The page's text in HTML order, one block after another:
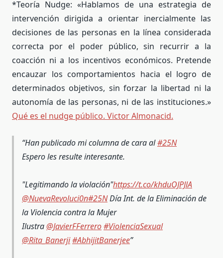
*Teoría Nudge: «Hablamos de una estrategia de
intervención dirigida a orientar inercialmente las
decisiones de las personas en la línea considerada
correcta por el poder público, sin recurrir a la
coacción ni a los incentivos económicos. Pretende
encauzar los comportamientos hacia el logro de
determinados objetivos, sin forzar la libertad ni la
autonomía de las personas, ni de las instituciones.»
Qué es el nudge público. Victor Almonacid.
Han publicado mi columna de cara al#25N
Espero les resulte interesante.
"Legitimando la violación"https://t.co/khduOJPJlA
@NuevaRevoluci0n#25NDía Int. de la Eliminación de
la Violencia contra la Mujer
Ilustra@JavierFFerrero#ViolenciaSexual
@Rita_Banerji#AbhijitBanerjee